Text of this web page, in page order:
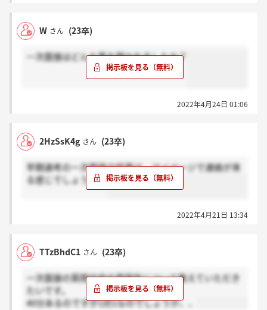
W さん (23卒)
一次面接はどんな事を聞かれましたか？
2022年4月24日 01:06
2HzSsK4g さん (23卒)
早期選考の一次面接の結果は、マイページで連絡が来
る感じでしょうか。
2022年4月21日 13:34
TTzBhdC1 さん (23卒)
一次面接の質問内容や雰囲気について教えていただき
たいです。
40分あるのですが1対1なのでしょうか、、